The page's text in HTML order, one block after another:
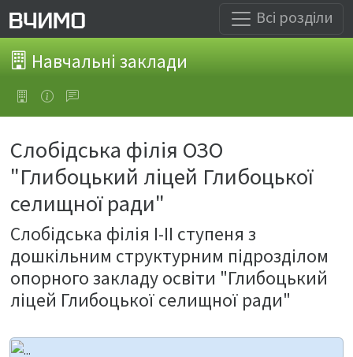
Всі розділи
Навчальні заклади
Слобідська філія ОЗО
"Глибоцький ліцей Глибоцької
селищної ради"
Слобідська філія І-ІІ ступеня з
дошкільним структурним підрозділом
опорного закладу освіти "Глибоцький
ліцей Глибоцької селищної ради"